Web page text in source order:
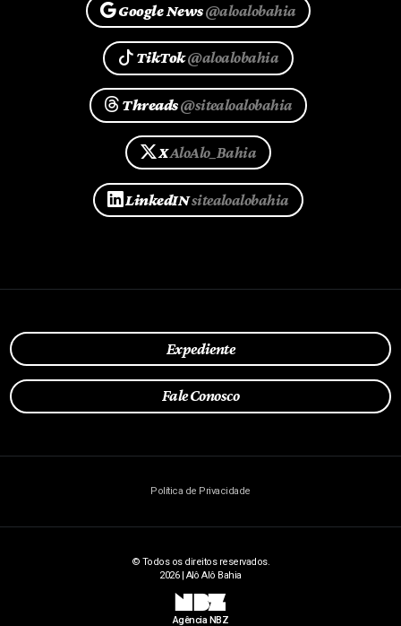
Google News@aloalobahia
TikTok@aloalobahia
Threads@sitealoalobahia
XAloAlo_Bahia
LinkedINsitealoalobahia
Expediente
Fale Conosco
Política de Privacidade
© Todos os direitos reservados.
2026 | Alô Alô Bahia
NBZ
Agência NBZ